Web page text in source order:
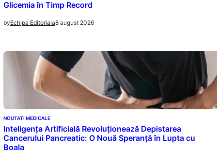
Glicemia în Timp Record
byEchipa Editoriala8 august 2026
NOUTATI MEDICALE
Inteligența Artificială Revoluționează Depistarea
Cancerului Pancreatic: O Nouă Speranță în Lupta cu
Boala